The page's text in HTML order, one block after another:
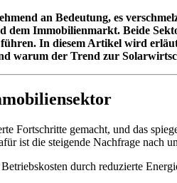
an Bedeutung, es
dem Immobilienmarkt. Beide
In diesem Artikel wird
warum der Trend zur
Fortschritte gemacht, und das
ist die steigende Nachfrage nach
durch reduzierte